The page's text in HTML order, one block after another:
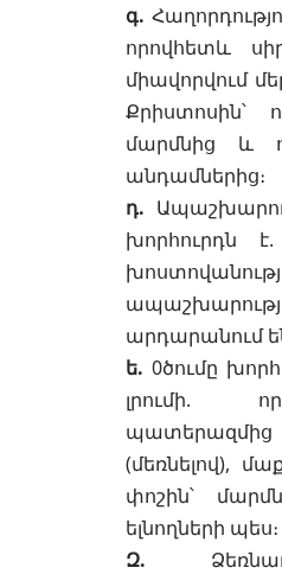
գ.
որովհետև
միավորվում
մարմնից և
անդամներից։
դ.
խորհուրդն
արդարանում
ե. 0ծումը
լրումի.
(մեռնելով),
փոշին՝
ելնողների պես։
Զ.